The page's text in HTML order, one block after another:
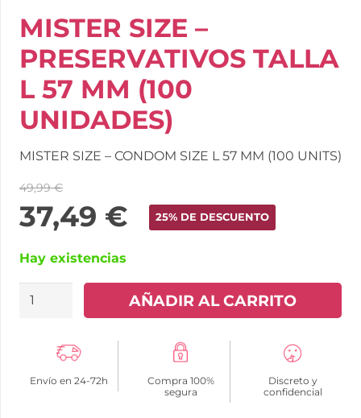
MISTER SIZE –
PRESERVATIVOS TALLA
L 57 MM (100
UNIDADES)
MISTER SIZE – CONDOM SIZE L 57 MM (100 UNITS)
49,99€
37,49 € 25% DE DESCUENTO
Hay existencias
MISTER
PRESERVATIVOS
TALLA
AÑADIR AL CARRITO
Envío en 24-72h
Compra 100%
segura
Discreto y
confidencial